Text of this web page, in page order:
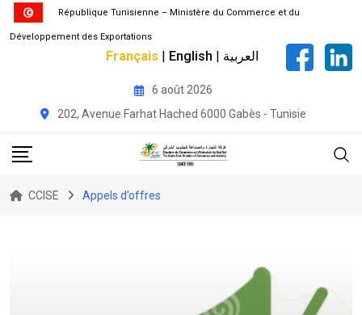
République Tunisienne – Ministère du Commerce et du
Développement des Exportations
Français English
العربية
6 août 2026
202, Avenue Farhat Hached 6000 Gabès - Tunisie
CCISE Appels d’offres